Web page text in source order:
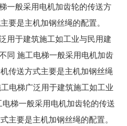
一般采用电机加齿轮的传送方
要是主机加钢丝绳的配置。
用于建筑施工如工业与民用建
同 施工电梯一般采用电机加齿
传送方式主要是主机加钢丝绳
电梯广泛用于建筑施工如工业
梯一般采用电机加齿轮的传送
主要是主机加钢丝绳的配置。